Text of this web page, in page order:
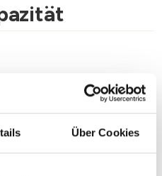
Über Cookies